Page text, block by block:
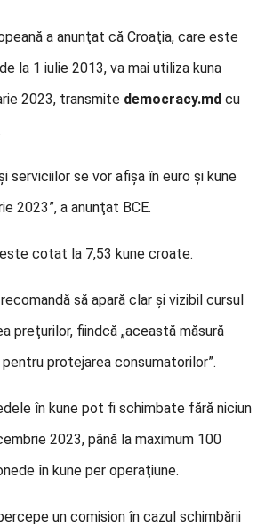
a anunţat că Croaţia, care este
la 1 iulie 2013, va mai utiliza kuna
2023, transmite democracy.md cu
serviciilor se vor afişa în euro şi kune
2023”, a anunţat BCE.
cotat la 7,53 kune croate.
să apară clar şi vizibil cursul
preţurilor, fiindcă „această măsură
protejarea consumatorilor”.
în kune pot fi schimbate fără niciun
2023, până la maximum 100
în kune per operaţiune.
un comision în cazul schimbării